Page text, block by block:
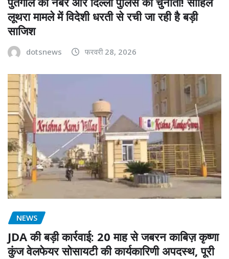
लूथरा मामले में विदेशी धरती से रची जा रही है बड़ी
साजिश
dotsnews फरवरी 28, 2026
NEWS
JDA की बड़ी कार्रवाई: 20 माह से जबरन काबिज़ कृष्णा
कुंज वेलफेयर सोसायटी की कार्यकारिणी अपदस्थ, पूरी